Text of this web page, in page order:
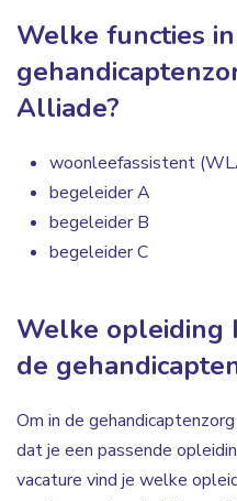
Welke functies
Alliade?
woonleefassistent
begeleider A
begeleider B
begeleider C
Welke opleiding
de
Om in de
dat je een passende
vacature vind je welke